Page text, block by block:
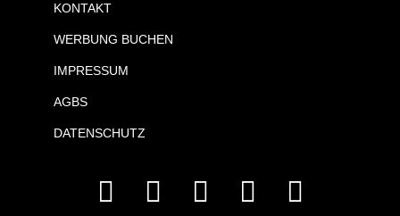
KONTAKT
WERBUNG BUCHEN
IMPRESSUM
AGBS
DATENSCHUTZ